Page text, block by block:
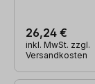
26,24 €
inkl. MwSt. zzgl.
Versandkosten